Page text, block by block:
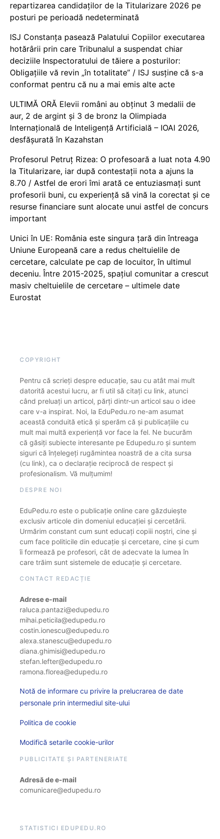
repartizarea candidaților de la Titularizare 2026 pe
posturi pe perioadă nedeterminată
ISJ Constanța pasează Palatului Copiilor executarea
hotărârii prin care Tribunalul a suspendat chiar
deciziile Inspectoratului de tăiere a posturilor:
Obligațiile vă revin „în totalitate” / ISJ susține că s-a
conformat pentru că nu a mai emis alte acte
ULTIMĂ ORĂ Elevii români au obținut 3 medalii de
aur, 2 de argint și 3 de bronz la Olimpiada
Internațională de Inteligență Artificială – IOAI 2026,
desfășurată în Kazahstan
Profesorul Petruț Rizea: O profesoară a luat nota 4.90
la Titularizare, iar după contestații nota a ajuns la
8.70 / Astfel de erori îmi arată ce entuziasmați sunt
profesorii buni, cu experiență să vină la corectat și ce
resurse financiare sunt alocate unui astfel de concurs
important
Unici în UE: România este singura țară din întreaga
Uniune Europeană care a redus cheltuielile de
cercetare, calculate pe cap de locuitor, în ultimul
deceniu. Între 2015-2025, spațiul comunitar a crescut
masiv cheltuielile de cercetare – ultimele date
Eurostat
COPYRIGHT
Pentru că scrieți despre educație, sau cu atât mai mult
datorită acestui lucru, ar fi util să citați cu link, atunci
când preluați un articol, părți dintr-un articol sau o idee
care v-a inspirat. Noi, la EduPedu.ro ne-am asumat
această conduită etică și sperăm că și publicațiile cu
mult mai multă experiență vor face la fel. Ne bucurăm
că găsiți subiecte interesante pe Edupedu.ro și suntem
siguri că înțelegeți rugămintea noastră de a cita sursa
(cu link), ca o declarație reciprocă de respect și
profesionalism. Vă mulțumim!
DESPRE NOI
EduPedu.ro este o publicație online care găzduiește
exclusiv articole din domeniul educației și cercetării.
Urmărim constant cum sunt educați copiii noștri, cine și
cum face politicile din educație și cercetare, cine și cum
îi formează pe profesori, cât de adecvate la lumea în
care trăim sunt sistemele de educație și cercetare.
CONTACT REDACȚIE
Adrese e-mail
raluca.pantazi@edupedu.ro
mihai.peticila@edupedu.ro
costin.ionescu@edupedu.ro
alexa.stanescu@edupedu.ro
diana.ghimisi@edupedu.ro
stefan.lefter@edupedu.ro
ramona.florea@edupedu.ro
Notă de informare cu privire la prelucrarea de date
personale prin intermediul site-ului
Politica de cookie
Modifică setarile cookie-urilor
PUBLICITATE ȘI PARTENERIATE
Adresă de e-mail
comunicare@edupedu.ro
STATISTICI EDUPEDU.RO